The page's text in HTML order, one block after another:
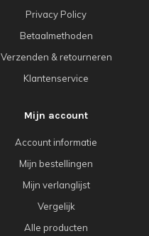
Privacy Policy
Betaalmethoden
Verzenden & retourneren
Klantenservice
Mijn account
Account informatie
Mijn bestellingen
Mijn verlanglijst
Vergelijk
Alle producten